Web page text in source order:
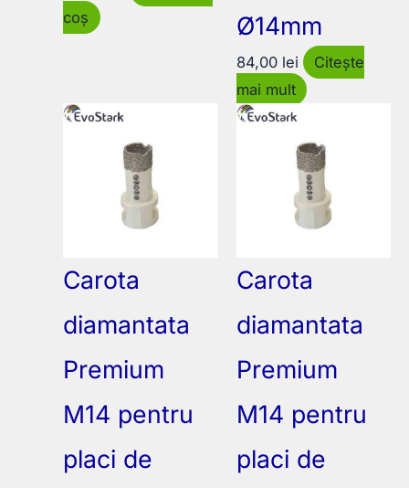
coș
Ø14mm
84,00 lei
Citește
mai mult
Carota
diamantata
Premium
M14 pentru
placi de
Carota
diamantata
Premium
M14 pentru
placi de